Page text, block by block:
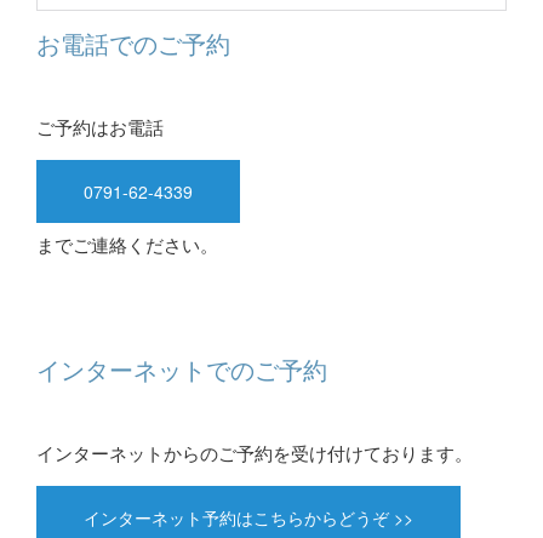
お電話でのご予約
ご予約はお電話
0791-62-4339
までご連絡ください。
インターネットでのご予約
インターネットからのご予約を受け付けております。
インターネット予約はこちらからどうぞ >>